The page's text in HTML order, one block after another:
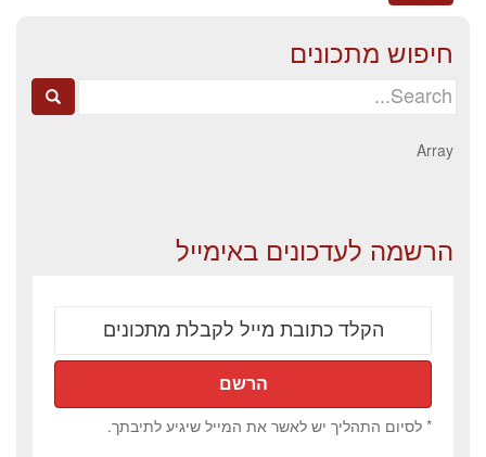
חיפוש מתכונים
Search
Array
הרשמה לעדכונים באימייל
* לסיום התהליך יש לאשר את המייל שיגיע לתיבתך.